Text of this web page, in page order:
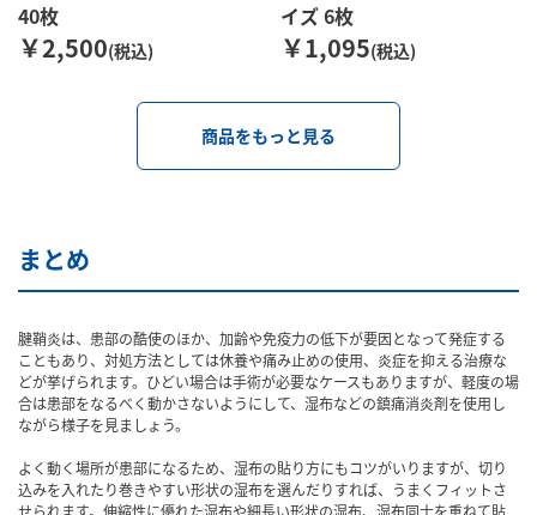
40枚
￥2,500(税込)
イズ 6枚
￥1,095(税込)
商品をもっと見る
まとめ
腱鞘炎は、患部の酷使のほか、加齢や免疫力の低下が要因となって発症する
こともあり、対処方法としては休養や痛み止めの使用、炎症を抑える治療な
どが挙げられます。ひどい場合は手術が必要なケースもありますが、軽度の場
合は患部をなるべく動かさないようにして、湿布などの鎮痛消炎剤を使用し
ながら様子を見ましょう。
よく動く場所が患部になるため、湿布の貼り方にもコツがいりますが、切り
込みを入れたり巻きやすい形状の湿布を選んだりすれば、うまくフィットさ